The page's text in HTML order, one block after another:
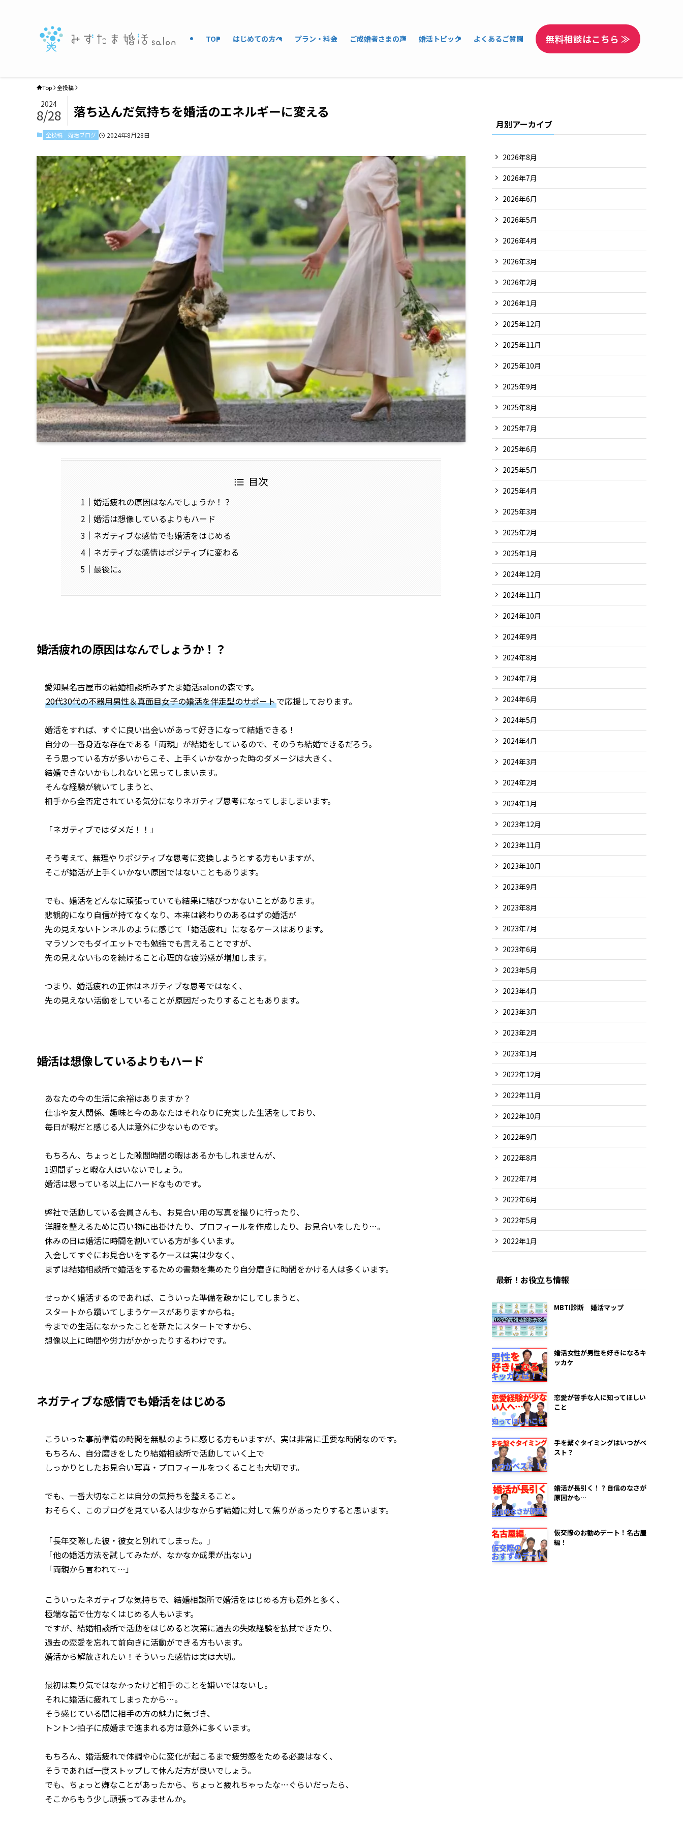
TOP はじめての方へ プラン・料金 ご成婚者さまの声 婚活トピック よくあるご質問 無料相談はこちら ≫
Top 全投稿
落ち込んだ気持ちを婚活のエネルギーに変える
2024
8/28
全投稿 婚活ブログ 2024年8月28日
目次
婚活疲れの原因はなんでしょうか！？
婚活は想像しているよりもハード
ネガティブな感情でも婚活をはじめる
ネガティブな感情はポジティブに変わる
最後に。
婚活疲れの原因はなんでしょうか！？
愛知県名古屋市の結婚相談所みずたま婚活salonの森です。
20代30代の不器用男性＆真面目女子の婚活を伴走型のサポートで応援しております。
婚活をすれば、すぐに良い出会いがあって好きになって結婚できる！
自分の一番身近な存在である「両親」が結婚をしているので、そのうち結婚できるだろう。
そう思っている方が多いからこそ、上手くいかなかった時のダメージは大きく、
結婚できないかもしれないと思ってしまいます。
そんな経験が続いてしまうと、
相手から全否定されている気分になりネガティブ思考になってしましまいます。
「ネガティブではダメだ！！」
そう考えて、無理やりポジティブな思考に変換しようとする方もいますが、
そこが婚活が上手くいかない原因ではないこともあります。
でも、婚活をどんなに頑張っていても結果に結びつかないことがあります。
悲観的になり自信が持てなくなり、本来は終わりのあるはずの婚活が
先の見えないトンネルのように感じて「婚活疲れ」になるケースはあります。
マラソンでもダイエットでも勉強でも言えることですが、
先の見えないものを続けること心理的な疲労感が増加します。
つまり、婚活疲れの正体はネガティブな思考ではなく、
先の見えない活動をしていることが原因だったりすることもあります。
婚活は想像しているよりもハード
あなたの今の生活に余裕はありますか？
仕事や友人関係、趣味と今のあなたはそれなりに充実した生活をしており、
毎日が暇だと感じる人は意外に少ないものです。
もちろん、ちょっとした隙間時間の暇はあるかもしれませんが、
1週間ずっと暇な人はいないでしょう。
婚活は思っている以上にハードなものです。
弊社で活動している会員さんも、お見合い用の写真を撮りに行ったり、
洋服を整えるために買い物に出掛けたり、プロフィールを作成したり、お見合いをしたり…。
休みの日は婚活に時間を割いている方が多くいます。
入会してすぐにお見合いをするケースは実は少なく、
まずは結婚相談所で婚活をするための書類を集めたり自分磨きに時間をかける人は多くいます。
せっかく婚活するのであれば、こういった準備を疎かにしてしまうと、
スタートから躓いてしまうケースがありますからね。
今までの生活になかったことを新たにスタートですから、
想像以上に時間や労力がかかったりするわけです。
ネガティブな感情でも婚活をはじめる
こういった事前準備の時間を無駄のように感じる方もいますが、実は非常に重要な時間なのです。
もちろん、自分磨きをしたり結婚相談所で活動していく上で
しっかりとしたお見合い写真・プロフィールをつくることも大切です。
でも、一番大切なことは自分の気持ちを整えること。
おそらく、このブログを見ている人は少なからず結婚に対して焦りがあったりすると思います。
「長年交際した彼・彼女と別れてしまった。」
「他の婚活方法を試してみたが、なかなか成果が出ない」
「両親から言われて…」
こういったネガティブな気持ちで、結婚相談所で婚活をはじめる方も意外と多く、
極端な話で仕方なくはじめる人もいます。
ですが、結婚相談所で活動をはじめると次第に過去の失敗経験を払拭できたり、
過去の恋愛を忘れて前向きに活動ができる方もいます。
婚活から解放されたい！そういった感情は実は大切。
最初は乗り気ではなかったけど相手のことを嫌いではないし。
それに婚活に疲れてしまったから…。
そう感じている間に相手の方の魅力に気づき、
トントン拍子に成婚まで進まれる方は意外に多くいます。
もちろん、婚活疲れで体調や心に変化が起こるまで疲労感をためる必要はなく、
そうであれば一度ストップして休んだ方が良いでしょう。
でも、ちょっと嫌なことがあったから、ちょっと疲れちゃったな…ぐらいだったら、
そこからもう少し頑張ってみませんか。
月別アーカイブ
2026年8月
2026年7月
2026年6月
2026年5月
2026年4月
2026年3月
2026年2月
2026年1月
2025年12月
2025年11月
2025年10月
2025年9月
2025年8月
2025年7月
2025年6月
2025年5月
2025年4月
2025年3月
2025年2月
2025年1月
2024年12月
2024年11月
2024年10月
2024年9月
2024年8月
2024年7月
2024年6月
2024年5月
2024年4月
2024年3月
2024年2月
2024年1月
2023年12月
2023年11月
2023年10月
2023年9月
2023年8月
2023年7月
2023年6月
2023年5月
2023年4月
2023年3月
2023年2月
2023年1月
2022年12月
2022年11月
2022年10月
2022年9月
2022年8月
2022年7月
2022年6月
2022年5月
2022年1月
最新！お役立ち情報
MBTI診断 婚活マップ
婚活女性が男性を好きになるキ
ッカケ
恋愛が苦手な人に知ってほしい
こと
手を繋ぐタイミングはいつがベ
スト？
婚活が長引く！？自信のなさが
原因かも…
仮交際のお勧めデート！名古屋
編！